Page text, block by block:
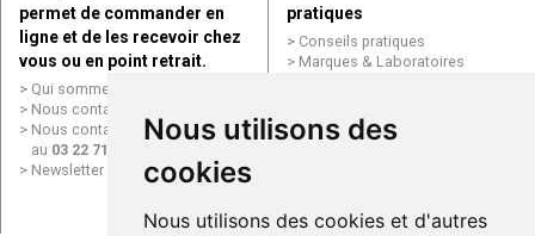
Nous utilisons des
cookies
Nous utilisons des cookies et d'autres
permet de commander en
ligne et de les recevoir chez
vous ou en point retrait.
Qui sommes nous ?
Nous contacter par e-mail
Nous contacter par téléphone
au 03 22 71 64 10
Newsletter
pratiques
Conseils pratiques
Marques & Laboratoires
Mentions légales
Données personnelles
ligne